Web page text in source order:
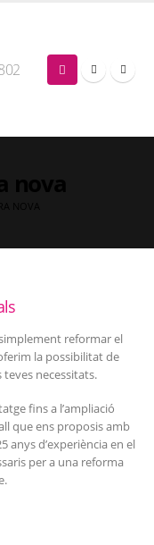
reformar el
la possibilitat de
teves necessitats.
fins a l’ampliació
que ens proposis amb
anys d’experiència en el
per a una reforma